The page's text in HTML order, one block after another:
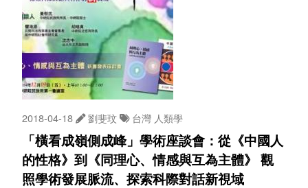
2018-04-18 劉斐玟 台灣 人類學
「橫看成嶺側成峰」學術座談會：從《中國人
的性格》到《同理心、情感與互為主體》 觀
照學術發展脈流、探索科際對話新視域